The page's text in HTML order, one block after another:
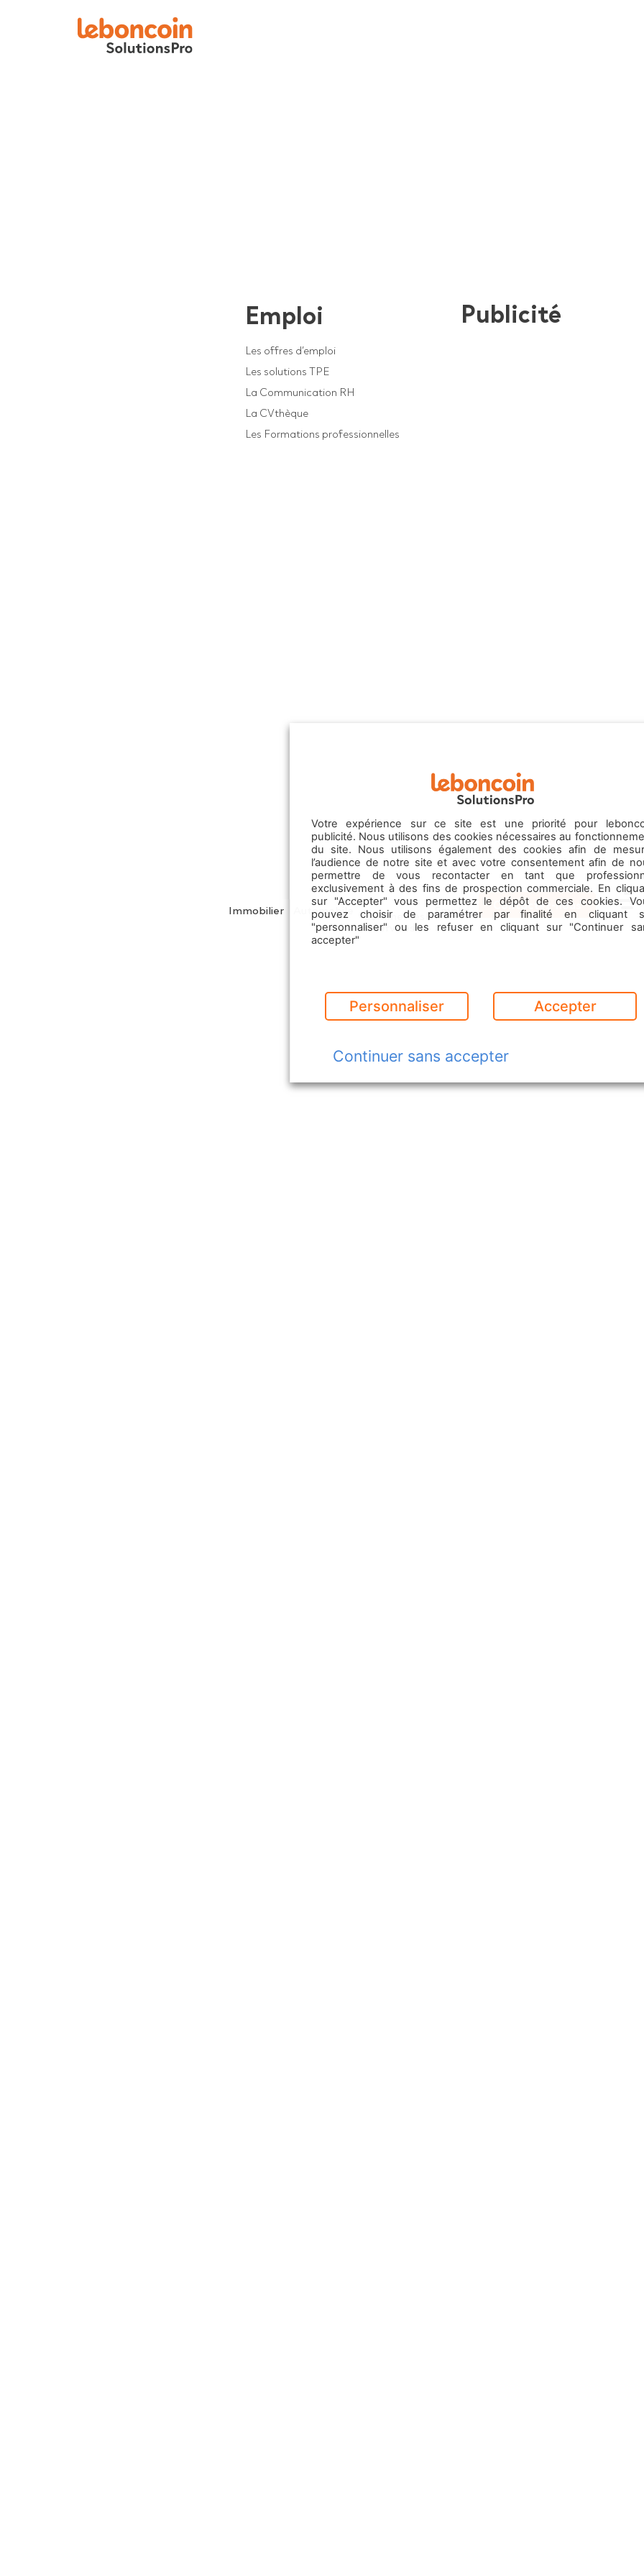
Immobilier Automobile
Commerces
& Services
Emploi
Contactez-nous
Menu
Emploi
Les offres d’emploi
Les solutions TPE
La Communication RH
La CVthèque
Les Formations professionnelles
Publicité
Votre expérience sur ce site est une priorité pour
publicité. Nous utilisons des cookies nécessaires au
du site. Nous utilisons également des cookies afin de
l’audience de notre site et avec votre consentement afin de
permettre de vous recontacter en tant que
exclusivement à des fins de prospection commerciale. En
sur "Accepter" vous permettez le dépôt de ces cookies.
pouvez choisir de paramétrer par finalité en cliquant
"personnaliser" ou les refuser en cliquant sur "Continuer
accepter"
Personnaliser Accepter
Continuer sans accepter